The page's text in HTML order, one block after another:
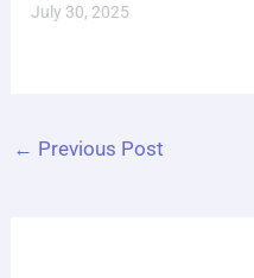
July 30, 2025
← Previous Post